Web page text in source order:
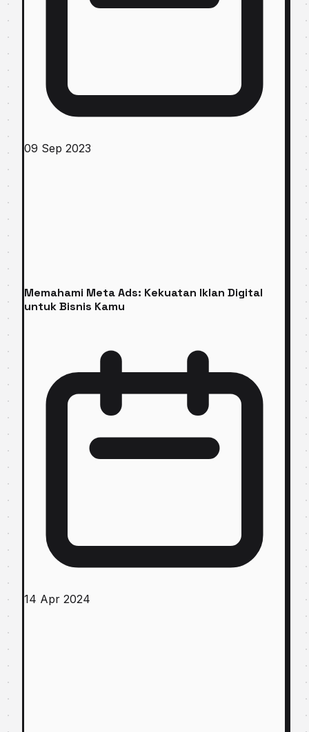
09 Sep 2023
Memahami Meta Ads: Kekuatan Iklan Digital
untuk Bisnis Kamu
14 Apr 2024